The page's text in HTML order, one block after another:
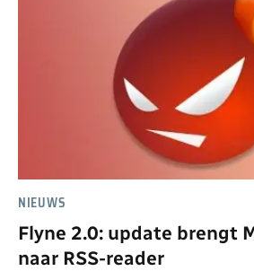
NIEUWS
Flyne 2.0: update brengt
naar RSS-reader